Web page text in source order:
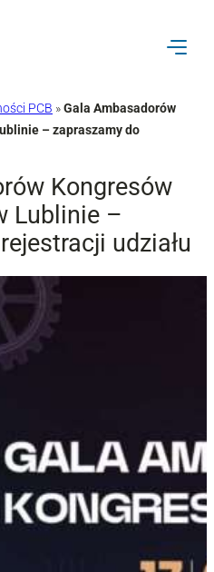
PCB »Gala Ambasadorów
– zapraszamy do
Kongresów
Lublinie –
udziału